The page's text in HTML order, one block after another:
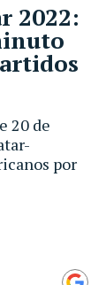
20 de
por
2022: